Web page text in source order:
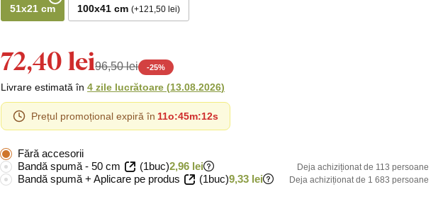
51x21 cm 100x41 cm +121,50 lei
72,40 lei96,50 lei -25%
Livrare estimată în 4 zile lucrătoare (13.08.2026)
Prețul promoțional expiră în 11o:45m:11s
Fără accesorii
Bandă spumă - 50 cm
(1buc)2,96 lei Deja achiziționat de 113 persoane
Bandă spumă + Aplicare pe produs (1buc)9,33 lei Deja achiziționat de 1 683 persoane